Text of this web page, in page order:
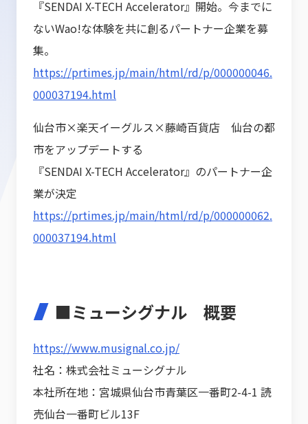
『SENDAI X-TECH Accelerator』開始。今までに
ないWao!な体験を共に創るパートナー企業を募
集。
https://prtimes.jp/main/html/rd/p/000000046.
000037194.html
仙台市×楽天イーグルス×藤崎百貨店 仙台の都
市をアップデートする
『SENDAI X-TECH Accelerator』のパートナー企
業が決定
https://prtimes.jp/main/html/rd/p/000000062.
000037194.html
■ミューシグナル 概要
https://www.musignal.co.jp/
社名：株式会社ミューシグナル
本社所在地：宮城県仙台市青葉区一番町2-4-1 読
売仙台一番町ビル13F